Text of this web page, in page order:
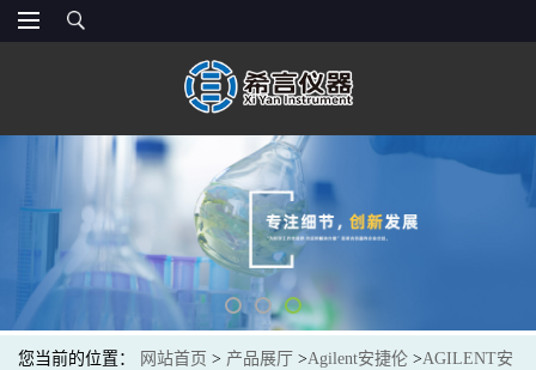
您当前的位置： 网站首页 > 产品展厅 >Agilent安捷伦 >AGILENT安